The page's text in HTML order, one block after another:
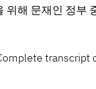
위해 문재인 정부
transcript